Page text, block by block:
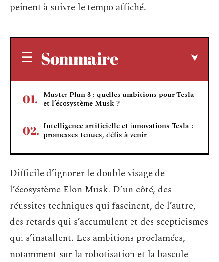
peinent à suivre le tempo affiché.
Sommaire
Master Plan 3 : quelles ambitions pour Tesla
et l’écosystème Musk ?
Intelligence artificielle et innovations Tesla :
promesses tenues, défis à venir
Difficile d’ignorer le double visage de
l’écosystème Elon Musk. D’un côté, des
réussites techniques qui fascinent, de l’autre,
des retards qui s’accumulent et des scepticismes
qui s’installent. Les ambitions proclamées,
notamment sur la robotisation et la bascule